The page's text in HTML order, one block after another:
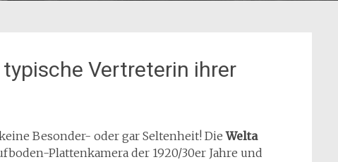
Vertreterin ihrer
Besonder- oder gar Seltenheit! DieWelta
Plattenkamera der 1920/30er Jahre und